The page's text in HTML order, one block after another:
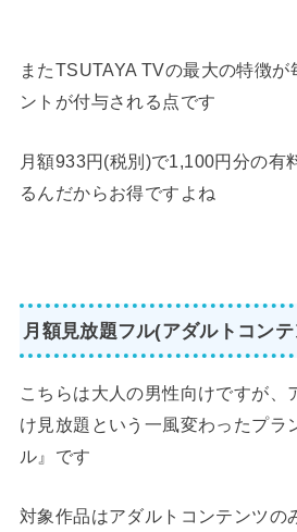
またTSUTAYA TVの最大の特徴が
ントが付与される点です
月額933円(税別)で1,100円分の有
るんだからお得ですよね
月額見放題フル(アダルトコン
こちらは大人の男性向けですが、
け見放題という一風変わったプラ
ル』です
対象作品はアダルトコンテンツの